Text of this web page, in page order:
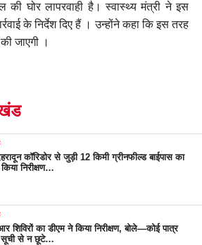
की घोर लापरवाही है। स्वास्थ्य मंत्री ने इस
के निर्देश दिए हैं । उन्होंने कहा कि इस तरह
जाएगी ।
कॉरिडोर से जुड़ी 12 किमी ग्रीनफील्ड बाईपास का
निरीक्षण…
शिविरों का डीएम ने किया निरीक्षण, बोले—कोई पात्र
सूची से न छूटे…